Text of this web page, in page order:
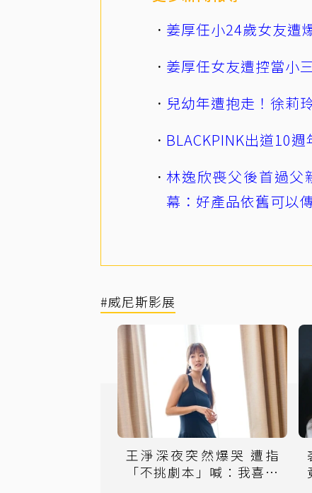
姜厚任小24歲女友遭
姜厚任女友遭控當小
兒幼年遭抱走！徐莉
BLACKPINK出道10
林逸欣喪父後首過
幕：好產品依舊可以
#威尼斯影展
王淨深夜突然爆哭 遭指
「不挑劇本」喊：我喜歡